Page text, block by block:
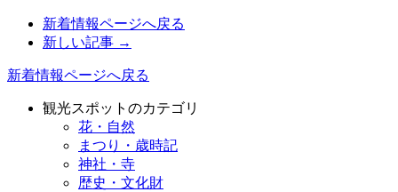
新着情報ページへ戻る
新しい記事 →
新着情報ページへ戻る
観光スポットのカテゴリ
花・自然
まつり・歳時記
神社・寺
歴史・文化財